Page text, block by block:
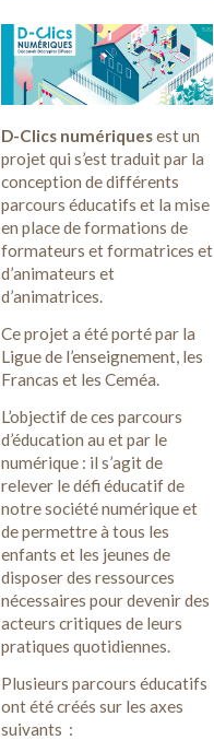
D-Clics numériquesest un
projet qui s’est traduit par la
conception de différents
parcours éducatifs et la mise
en place de formations de
formateurs et formatrices et
d’animateurs et
d’animatrices.
Ce projet a été porté par la
Ligue de l’enseignement, les
Francas et les Ceméa.
L’objectif de ces parcours
d’éducation au et par le
numérique : il s’agit de
relever le défi éducatif de
notre société numérique et
de permettre à tous les
enfants et les jeunes de
disposer des ressources
nécessaires pour devenir des
acteurs critiques de leurs
pratiques quotidiennes.
Plusieurs parcours éducatifs
ont été créés sur les axes
suivants :